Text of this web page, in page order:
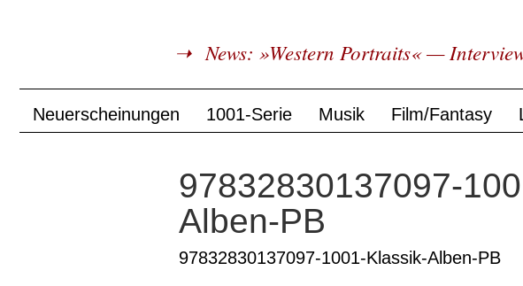
News: »Western Portraits« —
Neuerscheinungen 1001-Serie Musik Film/Fantasy
97832830137097-
Alben-PB
97832830137097-1001-Klassik-Alben-PB